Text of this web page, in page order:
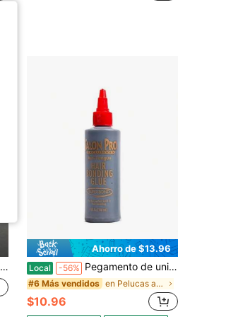
Ahorro de $13.96
Local -56% Pegamento de unión capilar anti-hongos DSalon Pro Exclusives 118 ml/4 fl oz
#6 Más vendidos en Pelucas asequibles y fáciles de usar
$10.96